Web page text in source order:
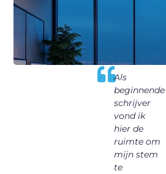
Als
beginnende
schrijver
vond ik
hier de
ruimte om
mijn stem
te